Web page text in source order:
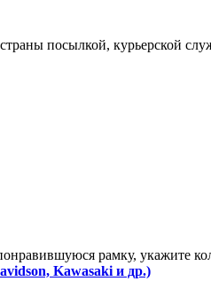
страны посылкой, курьерской
рамку, укажите
Kawasaki и др.)